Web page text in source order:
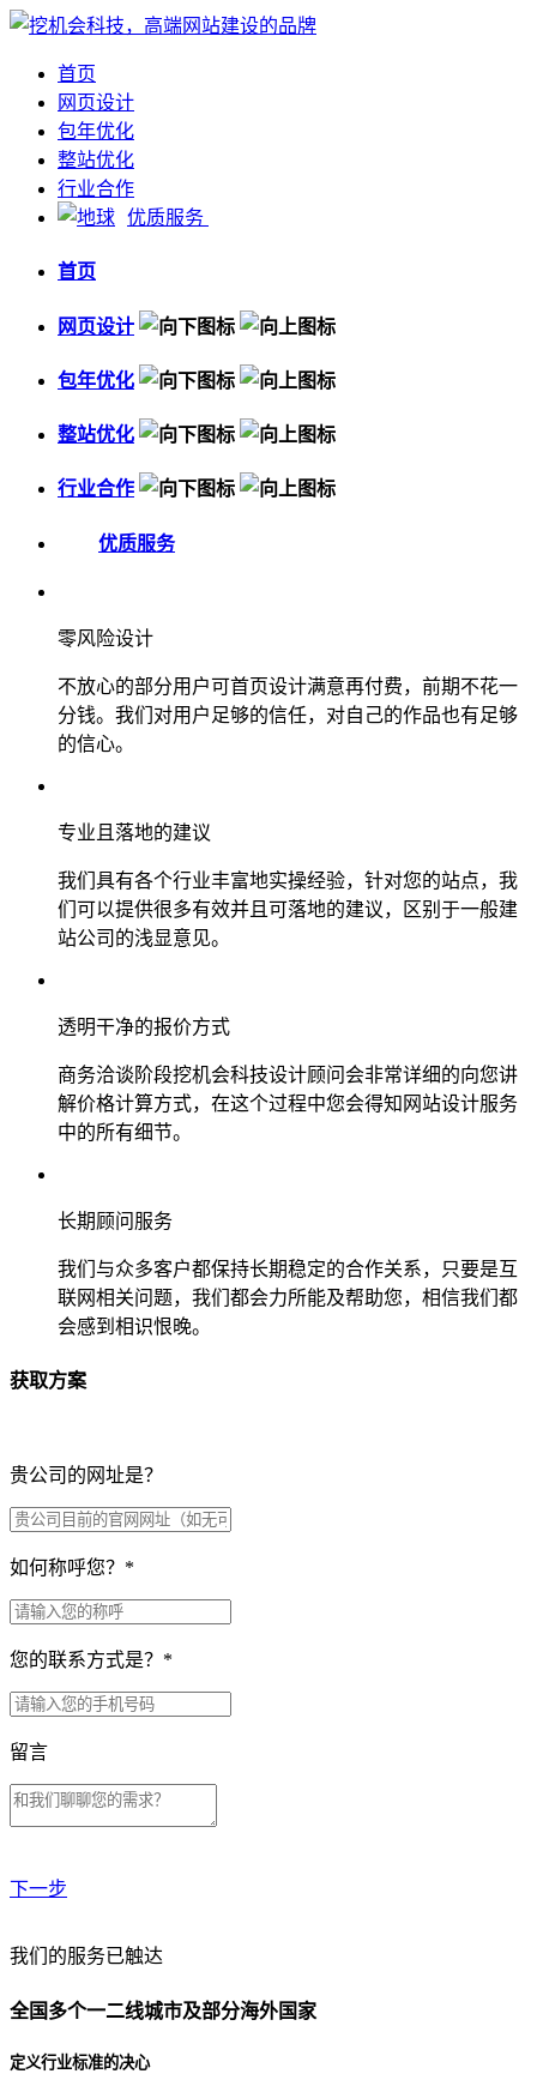
首页
网页设计
包年优化
整站优化
行业合作
优质服务
首页
网页设计
包年优化
整站优化
行业合作
优质服务
零风险设计
不放心的部分用户可首页设计满意再付费，前期不花一
分钱。我们对用户足够的信任，对自己的作品也有足够
的信心。
专业且落地的建议
我们具有各个行业丰富地实操经验，针对您的站点，我
们可以提供很多有效并且可落地的建议，区别于一般建
站公司的浅显意见。
透明干净的报价方式
商务洽谈阶段挖机会科技设计顾问会非常详细的向您讲
解价格计算方式，在这个过程中您会得知网站设计服务
中的所有细节。
长期顾问服务
我们与众多客户都保持长期稳定的合作关系，只要是互
联网相关问题，我们都会力所能及帮助您，相信我们都
会感到相识恨晚。
获取方案
贵公司的网址是？
如何称呼您？ *
您的联系方式是？ *
留言
下一步
贵公司预算范围是？
贵公司的团队规模是？
我们的服务已触达
全国多个一二线城市及部分海外国家
定义行业标准的决心